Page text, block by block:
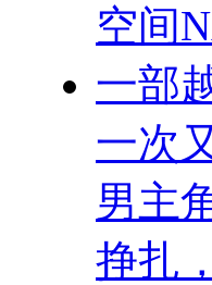
空间
一部
一次
男主
挣扎